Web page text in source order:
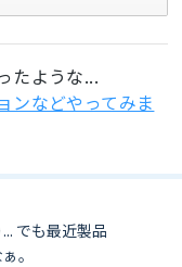
たような...
ンなどやってみま
でも最近製品
。